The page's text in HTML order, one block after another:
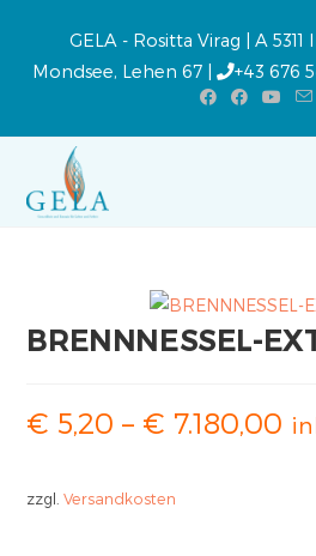
GELA - Rositta Virag | A
Mondsee, Lehen 67 |
+43 676
BRENNNESSEL-
€ 5,20 – € 7.180,00
zzgl.Versandkosten